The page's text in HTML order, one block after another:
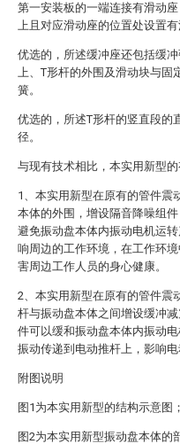
第一安装板的一端连接有滑动
上且对应滑动座的位置处设置有
优选的，所述缓冲座还包括缓
上、T形杆的外围及滑动块与固
簧。
优选的，所述T形杆的竖直段的
径。
与现有技术相比，本实用新型的
1、本实用新型在原有的管件震
本体的外围，增设隔音降噪组
避免振动盘本体内振动电机运
响周边的工作环境，在工作环
害周边工作人员的身心健康。
2、本实用新型在原有的管件震
杆与振动盘本体之间增设缓冲
件可以缓和振动盘本体内振动
振动传递到电动推杆上，影响电
附图说明
图1为本实用新型的结构示意图；
图2为本实用新型振动盘本体的